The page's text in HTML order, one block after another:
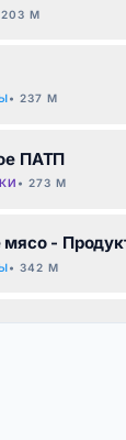
203 М
• 237 М
ПАТП
• 273 М
-
• 342 М